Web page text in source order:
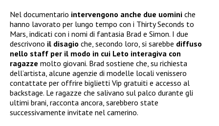
Nel documentario intervengono anche due uomini che
hanno lavorato per lungo tempo con i Thirty Seconds to
Mars, indicati con i nomi di fantasia Brad e Simon. I due
descrivono il disagio che, secondo loro, si sarebbe diffuso
nello staff per il modo in cui Leto interagiva con
ragazze molto giovani. Brad sostiene che, su richiesta
dell’artista, alcune agenzie di modelle locali venissero
contattate per offrire biglietti Vip gratuiti e accesso al
backstage. Le ragazze che salivano sul palco durante gli
ultimi brani, racconta ancora, sarebbero state
successivamente invitate nel camerino.